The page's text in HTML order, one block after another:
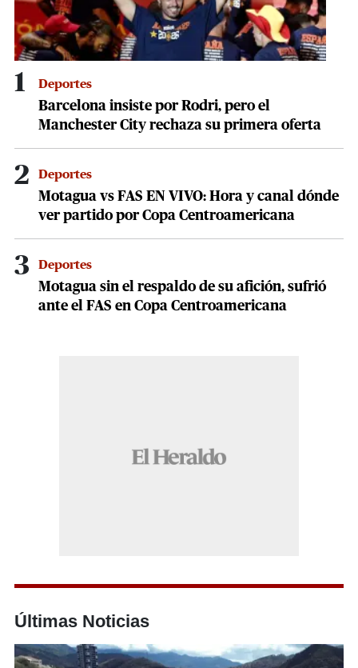
1 Deportes
Barcelona insiste por Rodri, pero el
Manchester City rechaza su primera oferta
2 Deportes
Motagua vs FAS EN VIVO: Hora y canal dónde
ver partido por Copa Centroamericana
3 Deportes
Motagua sin el respaldo de su afición, sufrió
ante el FAS en Copa Centroamericana
Últimas Noticias